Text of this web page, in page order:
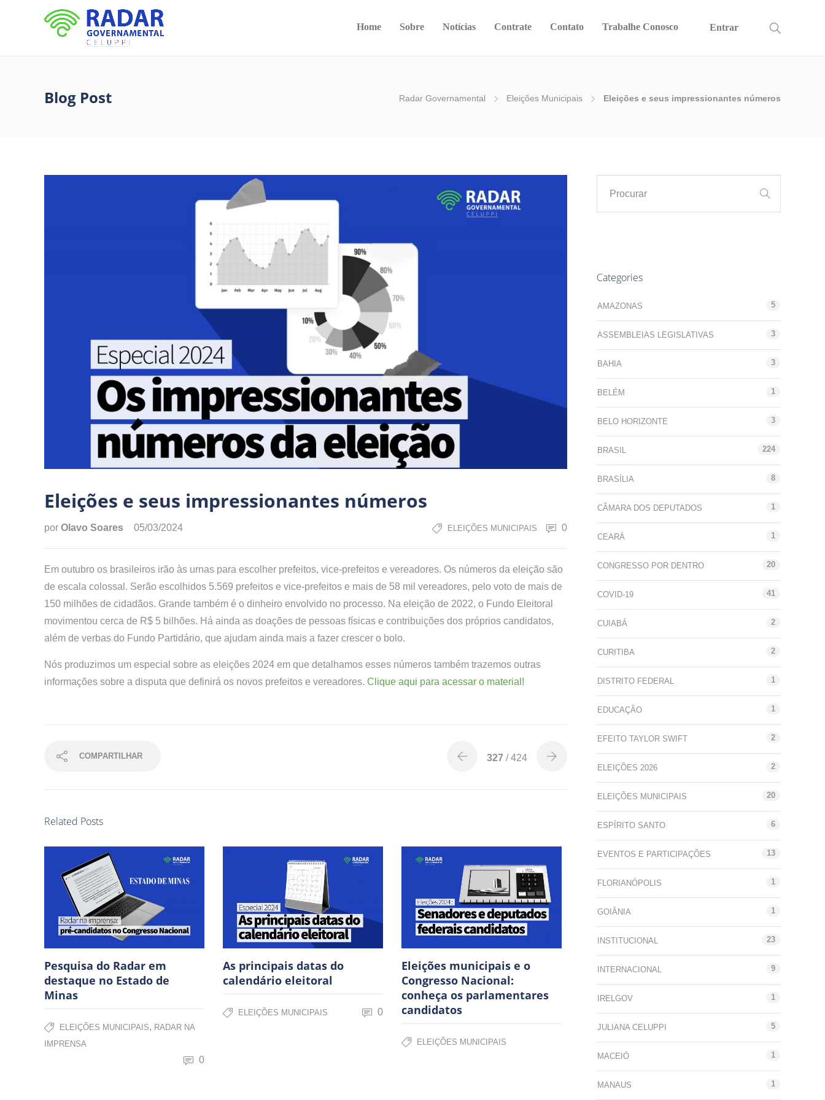
Home Sobre Notícias Contrate Contato Trabalhe Conosco Entrar
Blog Post Radar Governamental Eleições Municipais Eleições e seus impressionantes números
Eleições e seus impressionantes números
por Olavo Soares 05/03/2024 ELEIÇÕES MUNICIPAIS 0
Em outubro os brasileiros irão às urnas para escolher prefeitos, vice-prefeitos e vereadores. Os números da eleição são
de escala colossal. Serão escolhidos 5.569 prefeitos e vice-prefeitos e mais de 58 mil vereadores, pelo voto de mais de
150 milhões de cidadãos. Grande também é o dinheiro envolvido no processo. Na eleição de 2022, o Fundo Eleitoral
movimentou cerca de R$ 5 bilhões. Há ainda as doações de pessoas físicas e contribuições dos próprios candidatos,
além de verbas do Fundo Partidário, que ajudam ainda mais a fazer crescer o bolo.
Nós produzimos um especial sobre as eleições 2024 em que detalhamos esses números também trazemos outras
informações sobre a disputa que definirá os novos prefeitos e vereadores. Clique aqui para acessar o material!
COMPARTILHAR 327 / 424
Related Posts
Pesquisa do Radar em
destaque no Estado de
Minas
ELEIÇÕES MUNICIPAIS, RADAR NA
IMPRENSA
0
As principais datas do
calendário eleitoral
ELEIÇÕES MUNICIPAIS 0
Eleições municipais e o
Congresso Nacional:
conheça os parlamentares
candidatos
ELEIÇÕES MUNICIPAIS
Categories
AMAZONAS 5
ASSEMBLEIAS LEGISLATIVAS 3
BAHIA 3
BELÉM 1
BELO HORIZONTE 3
BRASIL 224
BRASÍLIA 8
CÂMARA DOS DEPUTADOS 1
CEARÁ 1
CONGRESSO POR DENTRO 20
COVID-19 41
CUIABÁ 2
CURITIBA 2
DISTRITO FEDERAL 1
EDUCAÇÃO 1
EFEITO TAYLOR SWIFT 2
ELEIÇÕES 2026 2
ELEIÇÕES MUNICIPAIS 20
ESPÍRITO SANTO 6
EVENTOS E PARTICIPAÇÕES 13
FLORIANÓPOLIS 1
GOIÂNIA 1
INSTITUCIONAL 23
INTERNACIONAL 9
IRELGOV 1
JULIANA CELUPPI 5
MACEIÓ 1
MANAUS 1